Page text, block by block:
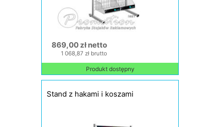
869,00 zł netto
1 068,87 zł brutto
Produkt dostępny
Stand z hakami i koszami